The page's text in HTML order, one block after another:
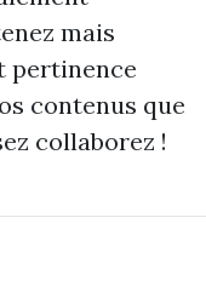
mais
pertinence
contenus que
collaborez !